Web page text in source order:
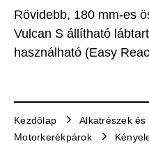
Rövidebb, 180 mm-es
Vulcan S állítható
használható (Easy
Kezdőlap
Alkatrészek és
Motorkerékpárok